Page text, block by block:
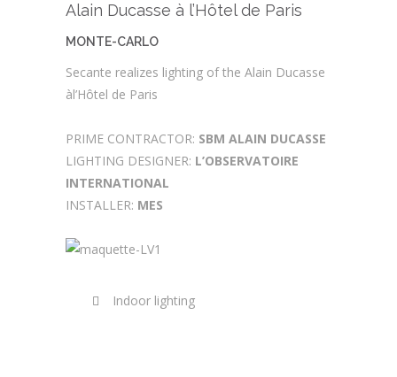
Alain Ducasse à l’Hôtel de Paris
MONTE-CARLO
Secante realizes lighting of the Alain Ducasse
àl’Hôtel de Paris
PRIME CONTRACTOR: SBM ALAIN DUCASSE
LIGHTING DESIGNER: L’OBSERVATOIRE
INTERNATIONAL
INSTALLER: MES
Indoor lighting